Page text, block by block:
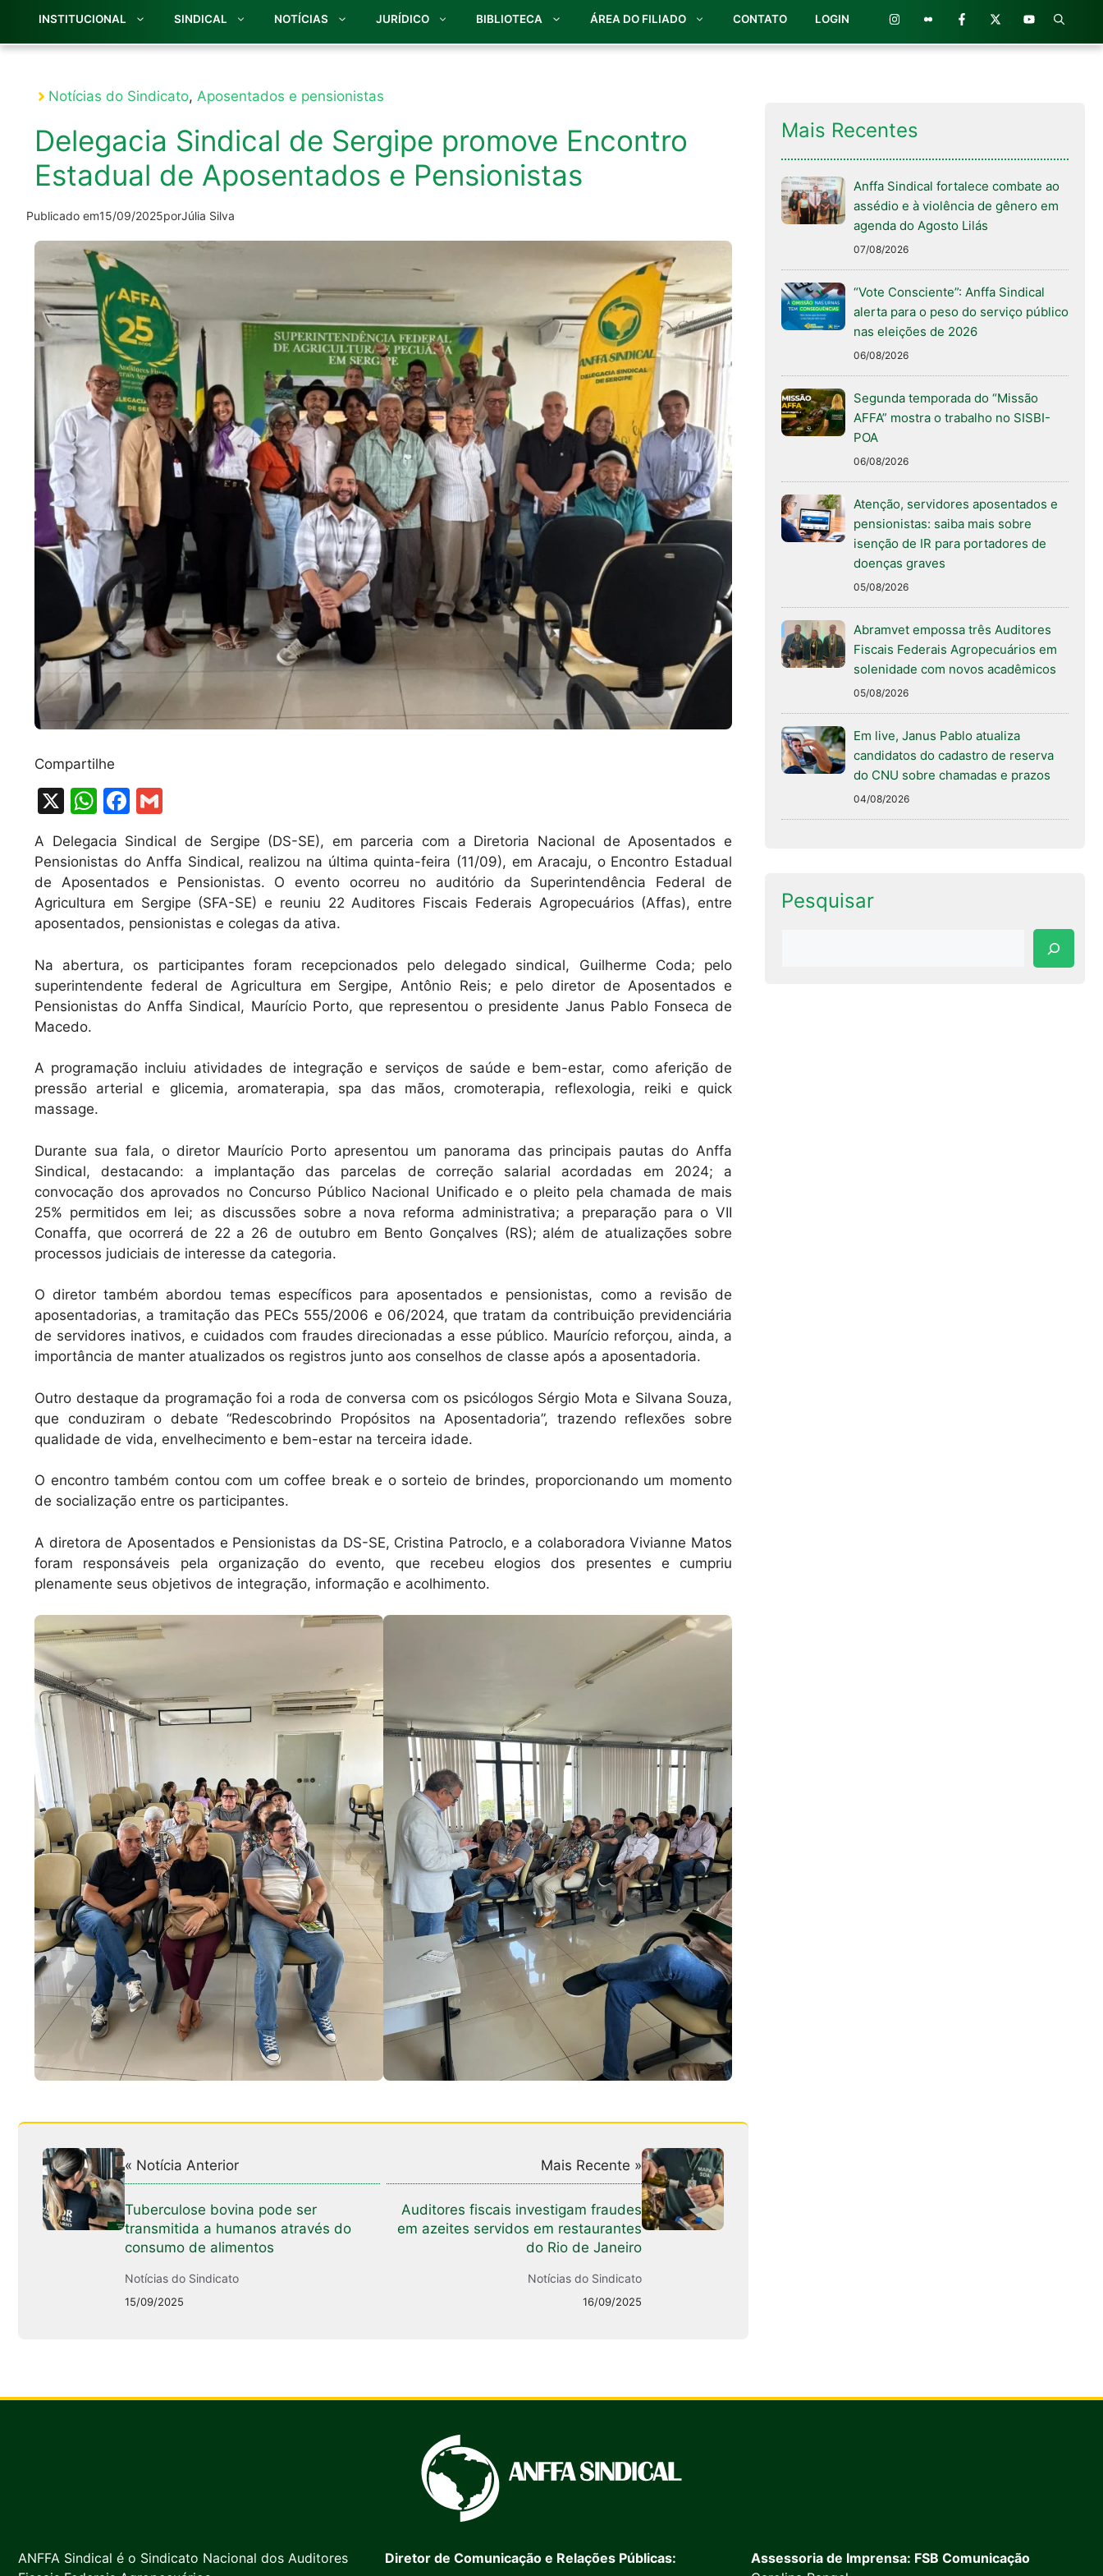
INSTITUCIONAL SINDICAL NOTÍCIAS JURÍDICO BIBLIOTECA ÁREA DO FILIADO CONTATO LOGIN
Notícias do Sindicato, Aposentados e pensionistas
Delegacia Sindical de Sergipe promove Encontro
Estadual de Aposentados e Pensionistas
Publicado em15/09/2025porJúlia Silva
Compartilhe
X
W
h
at
s
A
p
p
F
a
c
e
b
o
o
k
m
ai
l
A Delegacia Sindical de Sergipe (DS-SE), em parceria com a Diretoria Nacional de Aposentados e
Pensionistas do Anffa Sindical, realizou na última quinta-feira (11/09), em Aracaju, o Encontro Estadual
de Aposentados e Pensionistas. O evento ocorreu no auditório da Superintendência Federal de
Agricultura em Sergipe (SFA-SE) e reuniu 22 Auditores Fiscais Federais Agropecuários (Affas), entre
aposentados, pensionistas e colegas da ativa.
Na abertura, os participantes foram recepcionados pelo delegado sindical, Guilherme Coda; pelo
superintendente federal de Agricultura em Sergipe, Antônio Reis; e pelo diretor de Aposentados e
Pensionistas do Anffa Sindical, Maurício Porto, que representou o presidente Janus Pablo Fonseca de
Macedo.
A programação incluiu atividades de integração e serviços de saúde e bem-estar, como aferição de
pressão arterial e glicemia, aromaterapia, spa das mãos, cromoterapia, reflexologia, reiki e quick
massage.
Durante sua fala, o diretor Maurício Porto apresentou um panorama das principais pautas do Anffa
Sindical, destacando: a implantação das parcelas de correção salarial acordadas em 2024; a
convocação dos aprovados no Concurso Público Nacional Unificado e o pleito pela chamada de mais
25% permitidos em lei; as discussões sobre a nova reforma administrativa; a preparação para o VII
Conaffa, que ocorrerá de 22 a 26 de outubro em Bento Gonçalves (RS); além de atualizações sobre
processos judiciais de interesse da categoria.
O diretor também abordou temas específicos para aposentados e pensionistas, como a revisão de
aposentadorias, a tramitação das PECs 555/2006 e 06/2024, que tratam da contribuição previdenciária
de servidores inativos, e cuidados com fraudes direcionadas a esse público. Maurício reforçou, ainda, a
importância de manter atualizados os registros junto aos conselhos de classe após a aposentadoria.
Outro destaque da programação foi a roda de conversa com os psicólogos Sérgio Mota e Silvana Souza,
que conduziram o debate “Redescobrindo Propósitos na Aposentadoria”, trazendo reflexões sobre
qualidade de vida, envelhecimento e bem-estar na terceira idade.
O encontro também contou com um coffee break e o sorteio de brindes, proporcionando um momento
de socialização entre os participantes.
A diretora de Aposentados e Pensionistas da DS-SE, Cristina Patroclo, e a colaboradora Vivianne Matos
foram responsáveis pela organização do evento, que recebeu elogios dos presentes e cumpriu
plenamente seus objetivos de integração, informação e acolhimento.
« Notícia Anterior
Tuberculose bovina pode ser
transmitida a humanos através do
consumo de alimentos
Notícias do Sindicato
15/09/2025
Mais Recente »
Auditores fiscais investigam fraudes
em azeites servidos em restaurantes
do Rio de Janeiro
Notícias do Sindicato
16/09/2025
Mais Recentes
Anffa Sindical fortalece combate ao
assédio e à violência de gênero em
agenda do Agosto Lilás
07/08/2026
“Vote Consciente”: Anffa Sindical
alerta para o peso do serviço público
nas eleições de 2026
06/08/2026
Segunda temporada do “Missão
AFFA” mostra o trabalho no SISBI-
POA
06/08/2026
Atenção, servidores aposentados e
pensionistas: saiba mais sobre
isenção de IR para portadores de
doenças graves
05/08/2026
Abramvet empossa três Auditores
Fiscais Federais Agropecuários em
solenidade com novos acadêmicos
05/08/2026
Em live, Janus Pablo atualiza
candidatos do cadastro de reserva
do CNU sobre chamadas e prazos
04/08/2026
Pesquisar
ANFFA Sindical é o Sindicato Nacional dos Auditores
Diretor de Comunicação e Relações Públicas:
Assessoria de Imprensa: FSB Comunicação